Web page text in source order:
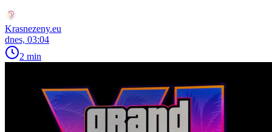
Krasnezeny.eu
dnes, 03:04
2 min